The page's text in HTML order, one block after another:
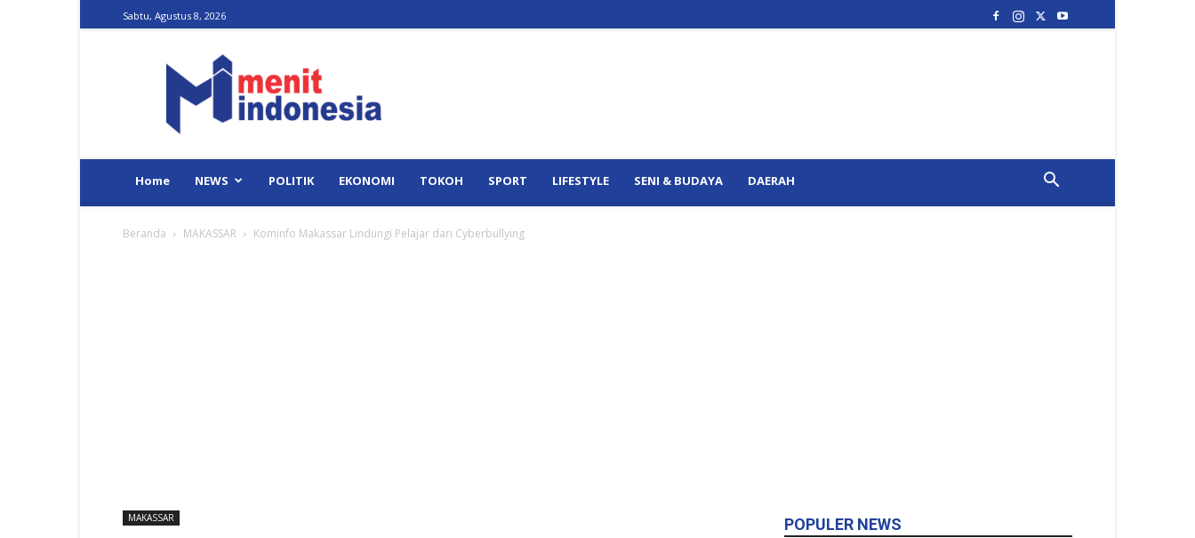
Sabtu, Agustus 8, 2026
Indonesia
Home NEWS POLITIK EKONOMI TOKOH SPORT LIFESTYLE SENI & BUDAYA DAERAH
Beranda MAKASSAR Kominfo Makassar Lindungi Pelajar dari Cyberbullying
MAKASSAR POPULER NEWS